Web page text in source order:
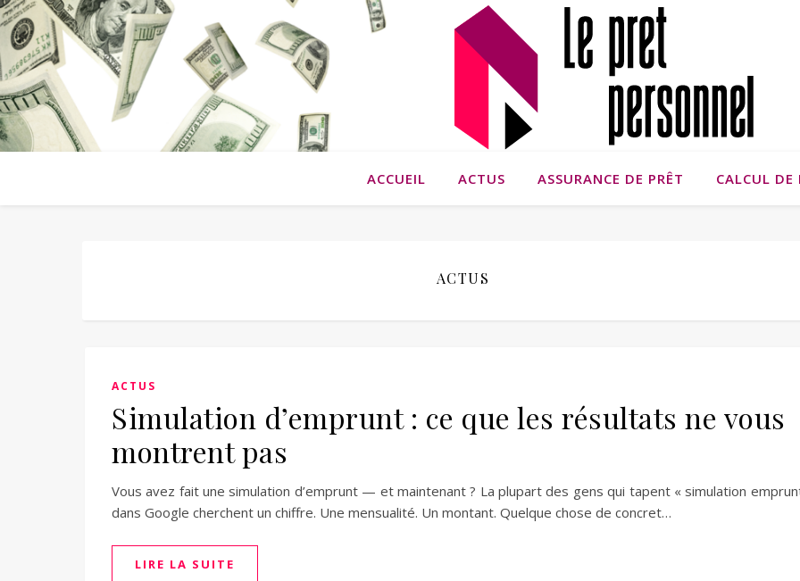
ACCUEIL ACTUS ASSURANCE DE PRÊT CALCUL DE
ACTUS
ACTUS
Simulation d’emprunt : ce que les résultats ne vous
montrent pas
Vous avez fait une simulation d’emprunt — et maintenant ? La plupart des gens qui tapent « simulation
dans Google cherchent un chiffre. Une mensualité. Un montant. Quelque chose de concret…
LIRE LA SUITE